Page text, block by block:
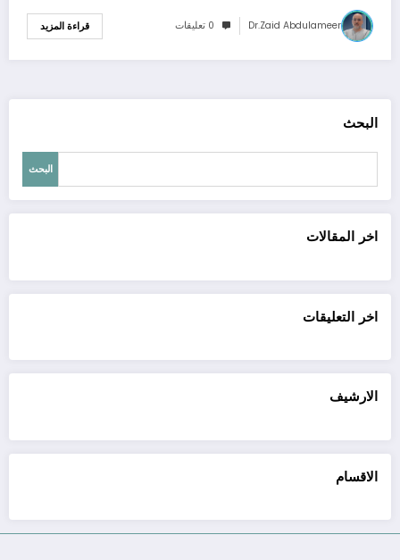
Dr.zaid Abdulameer 0 تعليقات قراءة المزيد
البحث
البحث
اخر المقالات
اخر التعليقات
الارشيف
الاقسام